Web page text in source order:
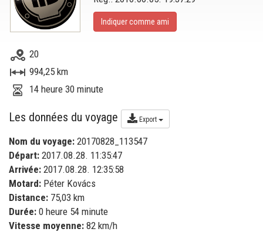
Indiquer comme ami
20
994,25 km
14 heure 30 minute
Les données du voyage Export
Nom du voyage: 20170828_113547
Départ: 2017.08.28. 11:35:47
Arrivée: 2017.08.28. 12:35:58
Motard: Péter Kovács
Distance: 75,03 km
Durée: 0 heure 54 minute
Vitesse moyenne: 82 km/h